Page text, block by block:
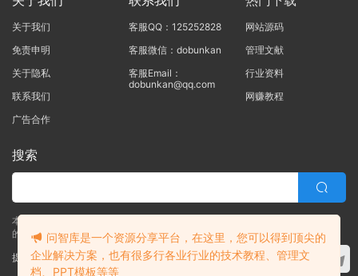
关于我们
免责申明
关于隐私
联系我们
广告合作
客服QQ：125252828
客服微信：dobunkan
客服Email：
dobunkan@qq.com
网站源码
管理文献
行业资料
网赚教程
搜索
本站的所有资源均由本站的站长及合作伙伴整理发布，80%的内容为合作伙伴
的职场实战干货！！
提交工单
问智库是一个资源分享平台，在这里，您可以得到顶尖的
企业解决方案，也有很多行各业行业的技术教程、管理文
档、PPT模板等等